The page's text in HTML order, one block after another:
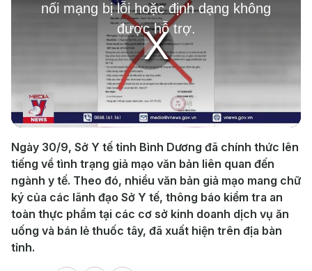
Play
Video
window.nối mạng bị lỗi hoặc định dạng không
được hỗ trợ.
Ngày 30/9, Sở Y tế tỉnh Bình Dương đã chính thức lên
tiếng về tình trạng giả mạo văn bản liên quan đến
ngành y tế. Theo đó, nhiều văn bản giả mạo mang chữ
ký của các lãnh đạo Sở Y tế, thông báo kiểm tra an
toàn thực phẩm tại các cơ sở kinh doanh dịch vụ ăn
uống và bán lẻ thuốc tây, đã xuất hiện trên địa bàn
tỉnh.